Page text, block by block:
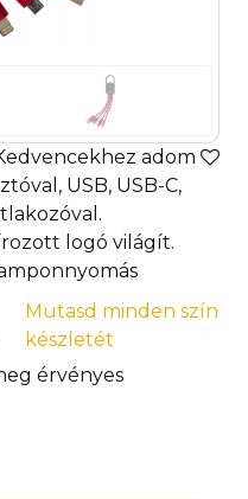
adom
USB, USB-C,
logó világít.
Mutasd minden szín
készletét
érvényes